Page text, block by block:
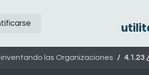
las Organizaciones 4.1.23